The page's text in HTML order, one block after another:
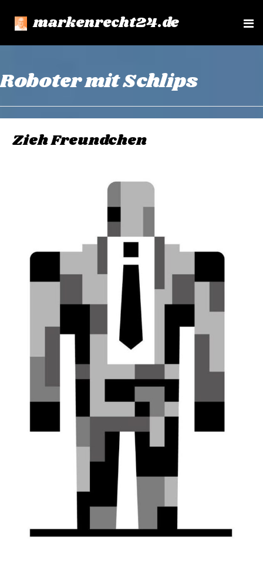
markenrecht24.de
e
Roboter mit Schlips
Zieh Freundchen